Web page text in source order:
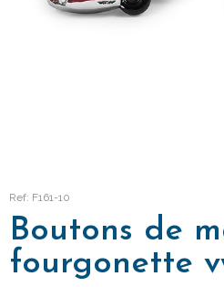
Ref: F161-10
Boutons de
fourgonette